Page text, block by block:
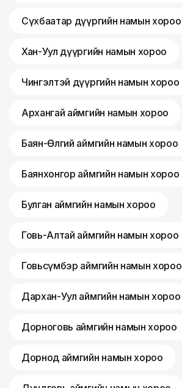
Сүхбаатар дүүргийн намын хороо
Хан-Уул дүүргийн намын хороо
Чингэлтэй дүүргийн намын хороо
Архангай аймгийн намын хороо
Баян-Өлгий аймгийн намын хороо
Баянхонгор аймгийн намын хороо
Булган аймгийн намын хороо
Говь-Алтай аймгийн намын хороо
Говьсүмбэр аймгийн намын хороо
Дархан-Уул аймгийн намын хороо
Дорноговь аймгийн намын хороо
Дорнод аймгийн намын хороо